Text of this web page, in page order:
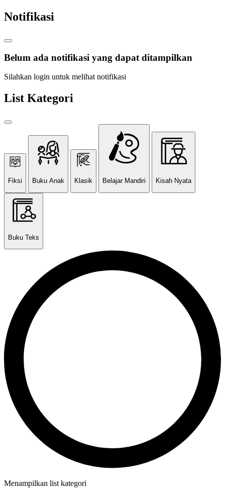
Notifikasi
Belum ada notifikasi yang dapat ditampilkan
Silahkan login untuk melihat notifikasi
List Kategori
Fiksi Buku Anak Klasik Belajar Mandiri Kisah Nyata
Buku Teks
Menampilkan list kategori